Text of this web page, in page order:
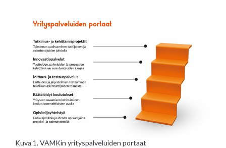
Kuva 1. VAMKin yrityspalveluiden portaat